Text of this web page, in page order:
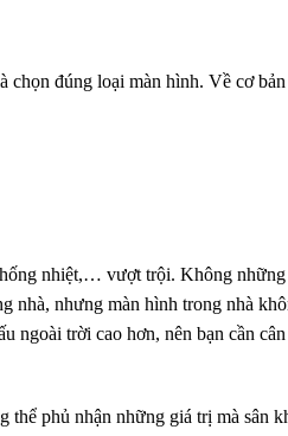
chọn đúng loại màn hình. Về cơ
nhiệt,… vượt trội. Không những
nhà, nhưng màn hình trong nhà
ngoài trời cao hơn, nên bạn cần
phủ nhận những giá trị mà sân